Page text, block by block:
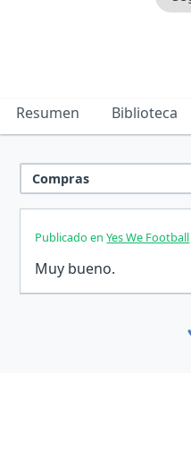
Resumen Biblioteca
Publicado enYes We Football
Muy bueno.